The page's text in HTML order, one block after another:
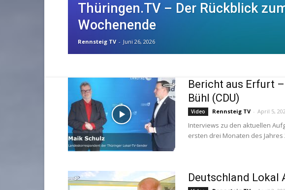
Thüringen.TV – Der Rückblick
Wochenende
Rennsteig TV - Juni 26, 2026
Bericht aus Erfurt
Bühl (CDU)
Video Rennsteig TV - April 5,
Interviews zu den aktuellen
ersten drei Monaten des Jahres
Deutschland Lokal